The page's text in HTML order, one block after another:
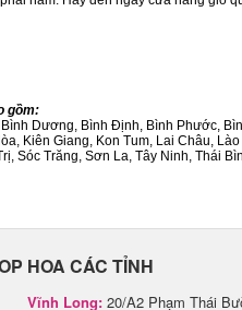
gồm:
Dương, Bình Định, Bình Phước,
Kiên Giang, Kon Tum, Lai Châu,
Sóc Trăng, Sơn La, Tây Ninh, Thái
HOA CÁC TỈNH
Vĩnh Long: 20/A2 Phạm Thái